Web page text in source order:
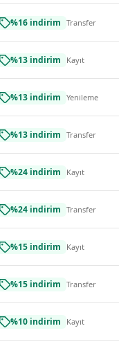
%16 indirim Transfer
%13 indirim Kayıt
%13 indirim Yenileme
%13 indirim Transfer
%24 indirim Kayıt
%24 indirim Transfer
%15 indirim Kayıt
%15 indirim Transfer
%10 indirim Kayıt